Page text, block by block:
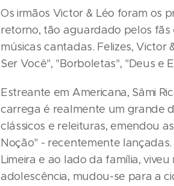
Os irmãos Victor & Léo foram os
retorno, tão aguardado pelos
músicas cantadas. Felizes,
Ser Você", "Borboletas", "Deus e
Estreante em Americana, Sâmi
carrega é realmente um grande
clássicos e releituras, emendou
Noção" - recentemente
Limeira e ao lado da família,
adolescência, mudou-se para a